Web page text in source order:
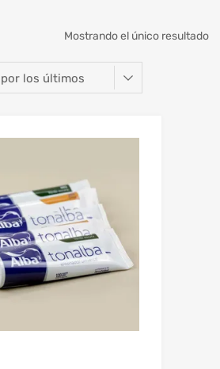
Mostrando el único resultado